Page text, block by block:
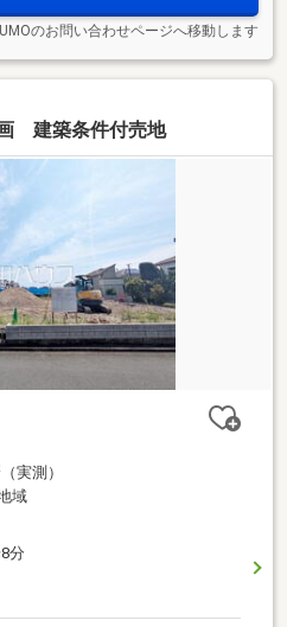
のお問い合わせページへ移動します
建築条件付売地
（実測）
域
分